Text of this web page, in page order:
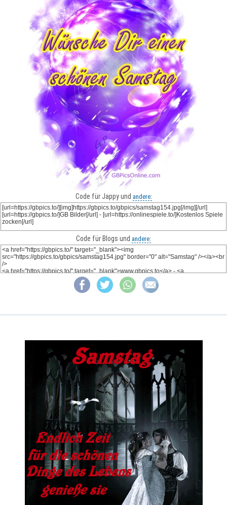
Code für Jappy und andere:
Code für Blogs und andere: